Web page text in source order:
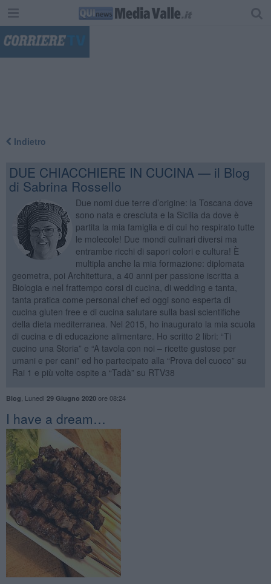
Indietro
DUE CHIACCHIERE IN CUCINA — il Blog
di Sabrina Rossello
Due nomi due terre d’origine: la Toscana dove
sono nata e cresciuta e la Sicilia da dove è
partita la mia famiglia e di cui ho respirato tutte
le molecole! Due mondi culinari diversi ma
entrambe ricchi di sapori colori e cultura! È
multipla anche la mia formazione: diplomata
geometra, poi Architettura, a 40 anni per passione iscritta a
Biologia e nel frattempo corsi di cucina, di wedding e tanta,
tanta pratica come personal chef ed oggi sono esperta di
cucina gluten free e di cucina salutare sulla basi scientifiche
della dieta mediterranea. Nel 2015, ho inaugurato la mia scuola
di cucina e di educazione alimentare. Ho scritto 2 libri: “Ti
cucino una Storia” e “A tavola con noi – ricette gustose per
umani e per cani” ed ho partecipato alla “Prova del cuoco” su
Rai 1 e più volte ospite a “Tadà” su RTV38
Blog Lunedì 29 Giugno 2020ore 08:24
I have a dream…